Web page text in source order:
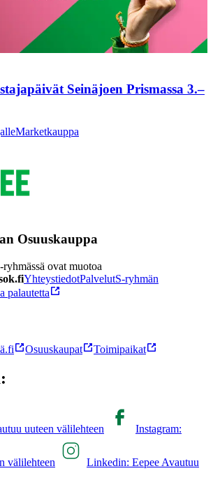
Seinäjoen Prismassa 3.–
Marketkauppa
Osuuskauppa
ovat muotoa
YhteystiedotPalvelutS-ryhmän
palautetta
Osuuskaupat Toimipaikat
uuteen välilehteen Instagram:
välilehteen Linkedin: Eepee Avautuu